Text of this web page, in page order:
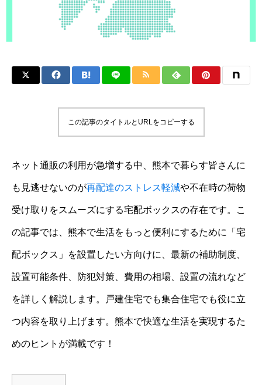
この記事のタイトルとURLをコピーする
ネット通販の利用が急増する中、熊本で暮らす皆さんに
も見逃せないのが再配達のストレス軽減や不在時の荷物
受け取りをスムーズにする宅配ボックスの存在です。こ
の記事では、熊本で生活をもっと便利にするために「宅
配ボックス」を設置したい方向けに、最新の補助制度、
設置可能条件、防犯対策、費用の相場、設置の流れなど
を詳しく解説します。戸建住宅でも集合住宅でも役に立
つ内容を取り上げます。熊本で快適な生活を実現するた
めのヒントが満載です！